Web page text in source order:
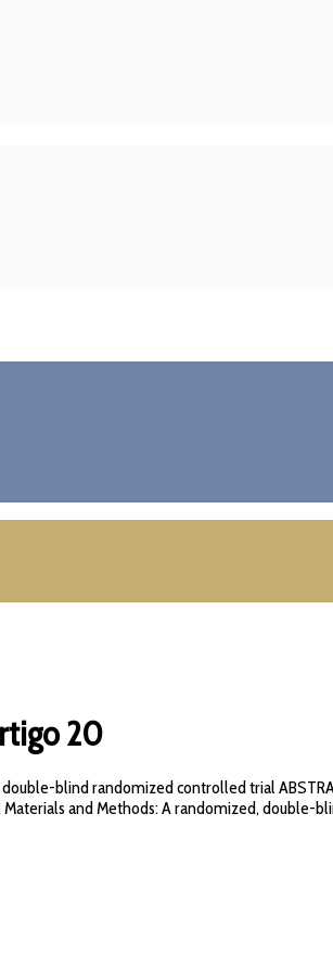
20
blind randomized controlled trial
and Methods: A randomized, double-